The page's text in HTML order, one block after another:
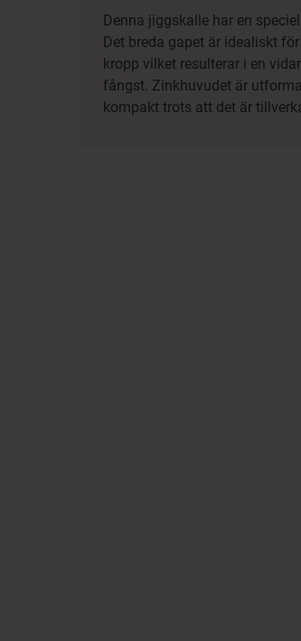
Denna jiggskalle har en
Det breda gapet är idealiskt
kropp vilket resulterar i en
fångst. Zinkhuvudet är
kompakt trots att det är